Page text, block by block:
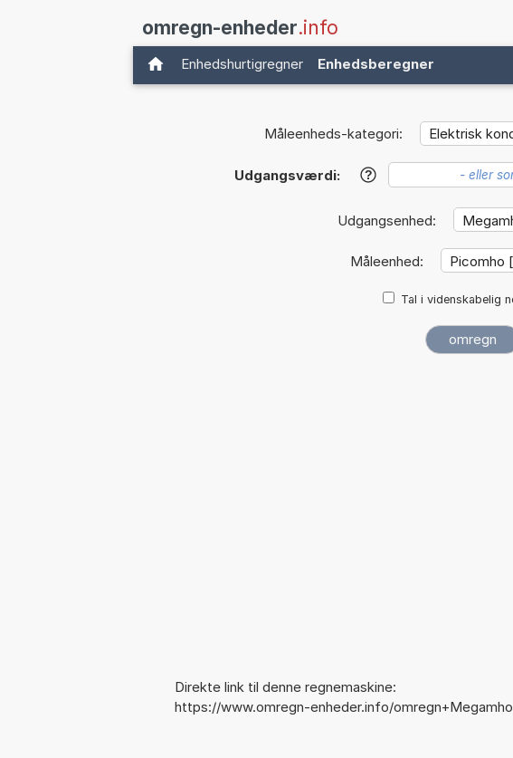
omregn-enheder.info
Enhedshurtigregner Enhedsberegner
Måleenheds-kategori:
Udgangsværdi: ?
Udgangsenhed:
Måleenhed:
Tal i videnskabelig
Direkte link til denne regnemaskine:
https://www.omregn-enheder.info/